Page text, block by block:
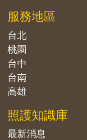
服務地區
台北
桃園
台中
台南
高雄
照護知識庫
最新消息